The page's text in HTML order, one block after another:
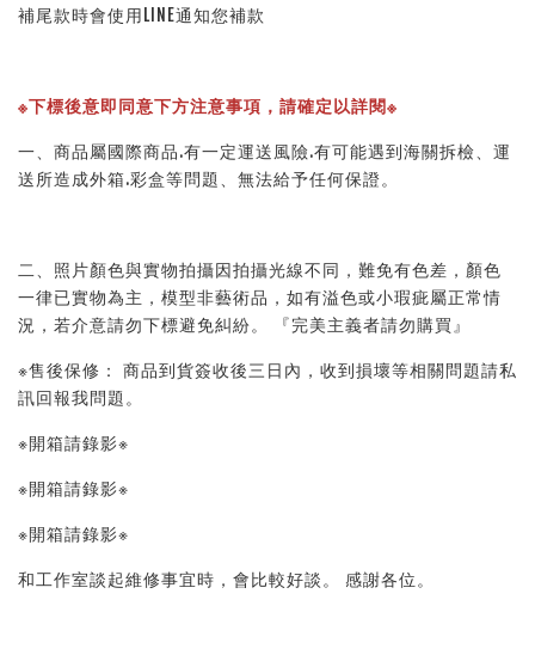
補尾款時會使用LINE通知您補款
※下標後意即同意下方注意事項，請確定以詳閱※
一、商品屬國際商品.有一定運送風險.有可能遇到海關拆檢、運
送所造成外箱.彩盒等問題、無法給予任何保證。
二、照片顏色與實物拍攝因拍攝光線不同，難免有色差，顏色
一律已實物為主，模型非藝術品，如有溢色或小瑕疵屬正常情
況，若介意請勿下標避免糾紛。 『完美主義者請勿購買』
※售後保修： 商品到貨簽收後三日內，收到損壞等相關問題請私
訊回報我問題。
※開箱請錄影※
※開箱請錄影※
※開箱請錄影※
和工作室談起維修事宜時，會比較好談。 感謝各位。